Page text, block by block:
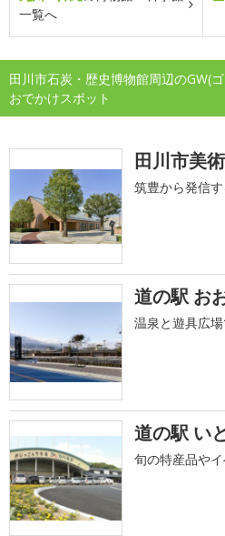
一覧へ
田川市石炭・歴史博物館周辺のGW(
おでかけスポット
田川市美
筑豊から発信
道の駅 お
温泉と遊具広
道の駅 い
旬の特産品や